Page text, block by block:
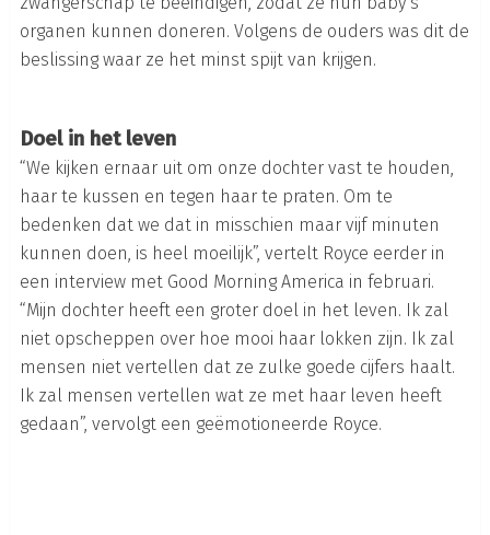
organen kunnen doneren. Volgens de ouders was dit de
beslissing waar ze het minst spijt van krijgen.
Doel in het leven
“We kijken ernaar uit om onze dochter vast te houden,
haar te kussen en tegen haar te praten. Om te
bedenken dat we dat in misschien maar vijf minuten
kunnen doen, is heel moeilijk”, vertelt Royce eerder in
een interview met Good Morning America in februari.
“Mijn dochter heeft een groter doel in het leven. Ik zal
niet opscheppen over hoe mooi haar lokken zijn. Ik zal
mensen niet vertellen dat ze zulke goede cijfers haalt.
Ik zal mensen vertellen wat ze met haar leven heeft
gedaan”, vervolgt een geëmotioneerde Royce.